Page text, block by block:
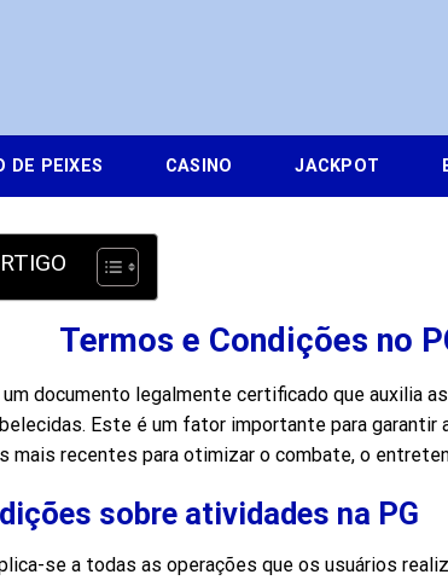
DE PEIXES CASINO JACKPOT
Termos e Condições no
um documento legalmente certificado que auxilia
Este é um fator importante para garantir
mais recentes para otimizar o combate, o
sobre atividades na PG
se a todas as operações que os usuários